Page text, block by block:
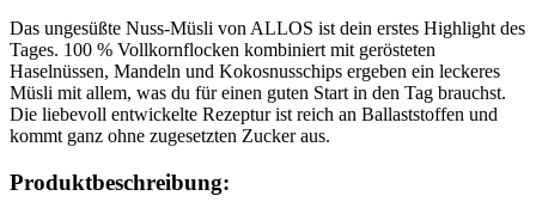
Das ungesüßte Nuss-Müsli von ALLOS ist dein erstes Highlight des
Tages. 100 % Vollkornflocken kombiniert mit gerösteten
Haselnüssen, Mandeln und Kokosnusschips ergeben ein leckeres
Müsli mit allem, was du für einen guten Start in den Tag brauchst.
Die liebevoll entwickelte Rezeptur ist reich an Ballaststoffen und
kommt ganz ohne zugesetzten Zucker aus.
Produktbeschreibung: